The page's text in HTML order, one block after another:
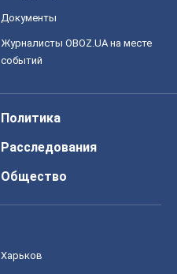
Документы
Журналисты OBOZ.UA на месте
событий
Политика
Расследования
Общество
Харьков